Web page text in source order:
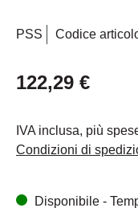
PSS Codice
122,29 €
IVA inclusa, più
Condizioni di
Disponibile -